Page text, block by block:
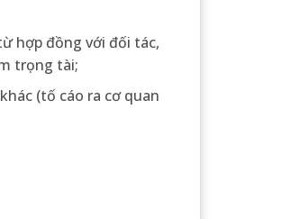
hợp đồng với đối tác,
trọng tài;
(tố cáo ra cơ quan